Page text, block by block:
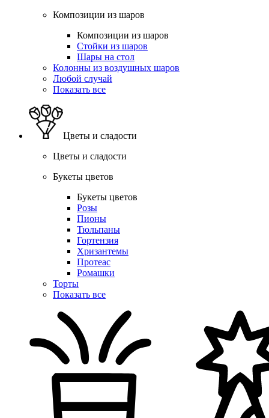
Композиции из шаров
Композиции из шаров
Стойки из шаров
Шары на стол
Колонны из воздушных шаров
Любой случай
Показать все
Цветы и сладости
Цветы и сладости
Букеты цветов
Букеты цветов
Розы
Пионы
Тюльпаны
Гортензия
Хризантемы
Протеас
Ромашки
Торты
Показать все